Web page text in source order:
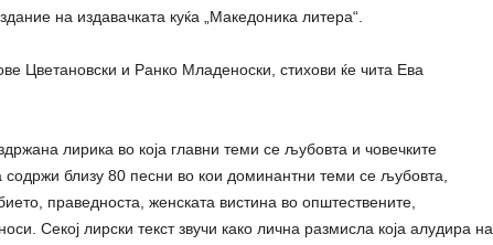
на издавачката куќа „Македоника литера“.
Цветановски и Ранко Младеноски, стихови ќе чита Ева
лирика во која главни теми се љубовта и човечките
содржи близу 80 песни во кои доминантни теми се љубовта,
праведноста, женската вистина во општествените,
Секој лирски текст звучи како лична размисла која алудира на